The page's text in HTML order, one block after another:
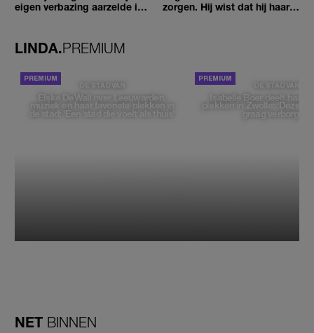
eigen verbazing aarzelde ik
zorgen. Hij wist dat hij haar
LINDA.PREMIUM
DE STAD VAN
Elske DeWall over Leeuwarden,
muziek en haar favoriete plekken in
de stad: 'Een stad die voelt als thuis'
DE STAD VAN
Isabelle Boer deelt haar
plekken in Zwolle: 'Deze
graag verborgen'
NET BINNEN